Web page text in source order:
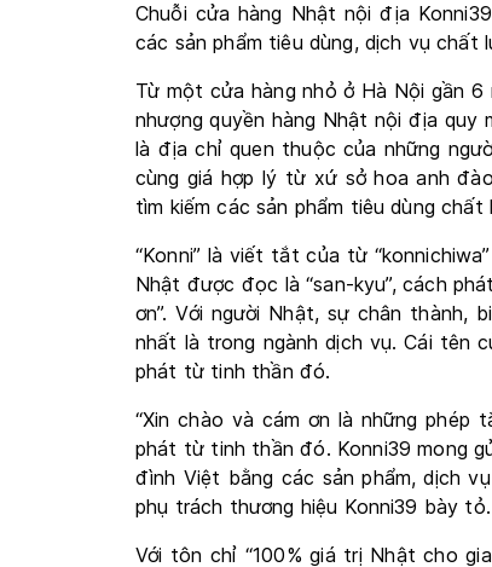
Chuỗi cửa hàng Nhật nội địa
các sản phẩm tiêu dùng, dịch vụ chất
Từ một cửa hàng nhỏ ở Hà Nội gần
nhượng quyền hàng Nhật nội địa quy
là địa chỉ quen thuộc của những
cùng giá hợp lý từ xứ sở hoa anh
tìm kiếm các sản phẩm tiêu dùng
“Konni” là viết tắt của từ
Nhật được đọc là “san-kyu”, cách
ơn”. Với người Nhật, sự chân thành,
nhất là trong ngành dịch vụ. Cái tên
phát từ tinh thần đó.
“Xin chào và cám ơn là những
phát từ tinh thần đó. Konni39 mong
đình Việt bằng các sản phẩm, dịch
phụ trách thương hiệu Konni39 bày tỏ.
Với tôn chỉ “100% giá trị Nhật cho